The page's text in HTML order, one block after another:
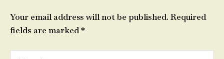
Your email address will not be published. Required
fields are marked*